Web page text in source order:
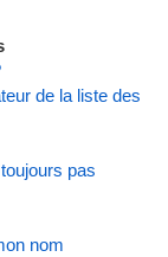
de la liste des
pas
nom